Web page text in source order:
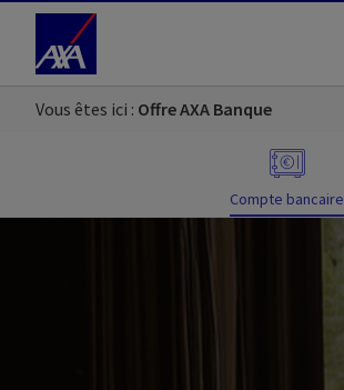
Accéder au Contenu
Vous êtes ici : Offre AXA Banque
Compte bancaire